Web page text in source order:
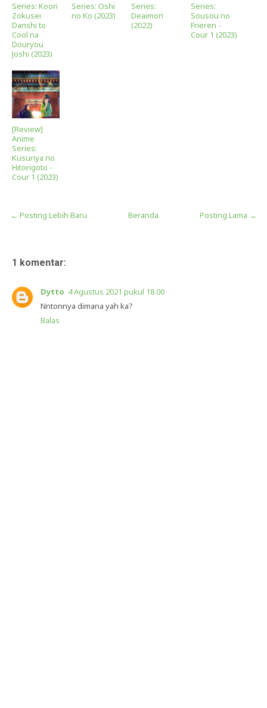
Series: Koori
Zokusei
Danshi to
Cool na
Douryou
Joshi (2023)
Series: Oshi
no Ko (2023)
Series:
Deaimon
(2022)
Series:
Sousou no
Frieren -
Cour 1 (2023)
[Review]
Anime
Series:
Kusuriya no
Hitorigoto -
Cour 1 (2023)
← Posting Lebih Baru Posting Lama →
Beranda
1 komentar:
Dytto 4 Agustus 2021 pukul 18.00
Nntonnya dimana yah ka?
Balas